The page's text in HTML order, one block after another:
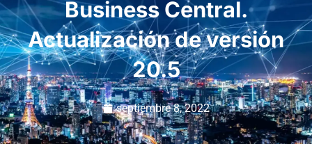
Business Central.
Actualización de versión
20.5
septiembre 8, 2022